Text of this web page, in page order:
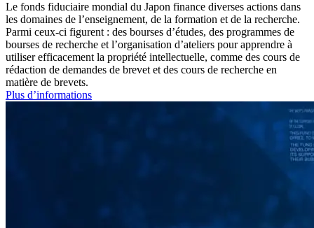
Le fonds fiduciaire mondial du Japon finance diverses actions dans
les domaines de l’enseignement, de la formation et de la recherche.
Parmi ceux-ci figurent : des bourses d’études, des programmes de
bourses de recherche et l’organisation d’ateliers pour apprendre à
utiliser efficacement la propriété intellectuelle, comme des cours de
rédaction de demandes de brevet et des cours de recherche en
matière de brevets.
Plus d’informations